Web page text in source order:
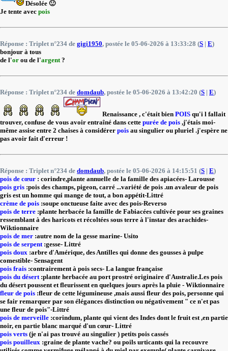
Désolée 🙂
Je tente avec pois
Réponse : Triplet n°234 de gigi1950, postée le 05-06-2026 à 13:33:28 (S | E)
bonjour à tous
de l'or ou de l'argent ?
Réponse : Triplet n°234 de domdaub, postée le 05-06-2026 à 13:42:20 (S | E)
Renaissance , c'était bien POIS qu'i l fallait
trouver, confuse de vous avoir entraîné dans cette purée de pois ,j'étais moi-
même assise entre 2 chaises à considérer pois au singulier ou pluriel .j'espère ne
pas avoir fait d'erreur !
Réponse : Triplet n°234 de domdaub, postée le 05-06-2026 à 14:15:51 (S | E)
pois de cœur : corindre,plante annuelle de la famille des apiacées- Larousse
pois gris :pois des champs, pigeon, carré ...variété de pois .un avaleur de pois
gris est un homme qui mange de tout, a bon appétit-Littré
crème de pois :soupe onctueuse faite avec des pois-Reverso
pois de terre :plante herbacée la famille de Fabiacées cultivée pour ses graines
ressemblant à des haricots et récoltées sous terre à l'instar des arachides-
Wiktionnaire
pois de mer :autre nom de la gesse marine- Usito
pois de serpent :gesse- Littré
pois doux :arbre d'Amérique, des Antilles qui donne des gousses à pulpe
comestible- Sensagent
pois frais :contrairement à pois secs- La langue française
pois du désert :plante herbacée au port prostré originaire d'Australie.Les pois
du désert poussent et fleurissent en quelques jours après la pluie - Wiktionnaire
fleur de pois :fleur de cette légumineuse ,mais aussi fleur des pois, personne qui
se fair remarquer par son élégances distinction ou négativement " ce n'et pas
une fleur de pois"-Littré
pois de merveille :corindum, plante qui vient des Indes dont le fruit est ,en partie
noir, en partie blanc marqué d'un cœur- Littré
pois verts (je n'ai pas trouvé au singulier ) petits pois cassés
pois pouilleux :graine de plante vache? ou poils urticants qui la recouvre